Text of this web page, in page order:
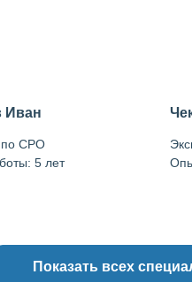
Иван
по СРО
5 лет
Показать всех